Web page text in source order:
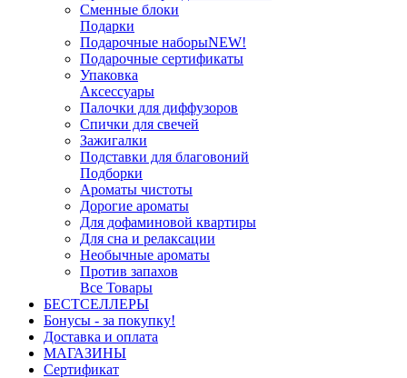
Сменные блоки
Подарки
Подарочные наборыNEW!
Подарочные сертификаты
Упаковка
Аксессуары
Палочки для диффузоров
Спички для свечей
Зажигалки
Подставки для благовоний
Подборки
Ароматы чистоты
Дорогие ароматы
Для дофаминовой квартиры
Для сна и релаксации
Необычные ароматы
Против запахов
Все Товары
БЕСТСЕЛЛЕРЫ
Бонусы - за покупку!
Доставка и оплата
МАГАЗИНЫ
Cертификат